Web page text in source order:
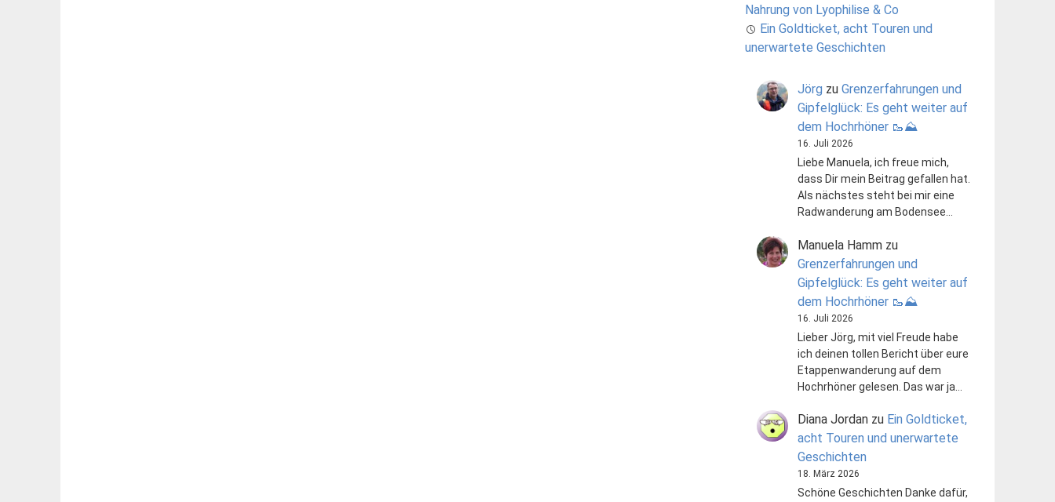
Nahrung von Lyophilise & Co
Ein Goldticket, acht Touren und
unerwartete Geschichten
Jörg zu Grenzerfahrungen und
Gipfelglück: Es geht weiter auf
dem Hochrhöner 🥾⛰️
16. Juli 2026
Liebe Manuela, ich freue mich,
dass Dir mein Beitrag gefallen hat.
Als nächstes steht bei mir eine
Radwanderung am Bodensee…
Manuela Hammzu
Grenzerfahrungen und
Gipfelglück: Es geht weiter auf
dem Hochrhöner 🥾⛰️
16. Juli 2026
Lieber Jörg, mit viel Freude habe
ich deinen tollen Bericht über eure
Etappenwanderung auf dem
Hochrhöner gelesen. Das war ja…
Diana Jordanzu Ein Goldticket,
acht Touren und unerwartete
Geschichten
18. März 2026
Schöne Geschichten Danke dafür,